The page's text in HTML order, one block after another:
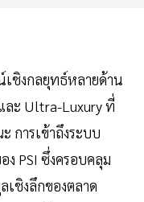
ชิงกลยุทธ์หลายด้าน
ละ Ultra-Luxury ที่
การเข้าถึงระบบ
ง PSI ซึ่งครอบคลุม
เชิงลึกของตลาด